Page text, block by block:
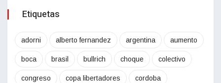
Etiquetas
adorni alberto fernandez argentina aumento
boca brasil bullrich choque colectivo
congreso copa libertadores cordoba